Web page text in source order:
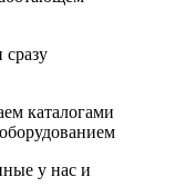
сразу
каталогами
у нас и